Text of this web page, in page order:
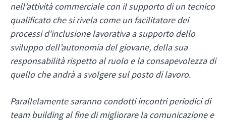
nell’attività commerciale con il supporto di un tecnico
qualificato che si rivela come un facilitatore dei
processi d’inclusione lavorativa a supporto dello
sviluppo dell’autonomia del giovane, della sua
responsabilità rispetto al ruolo e la consapevolezza di
quello che andrà a svolgere sul posto di lavoro.
Parallelamente saranno condotti incontri periodici di
team building al fine di migliorare la comunicazione e